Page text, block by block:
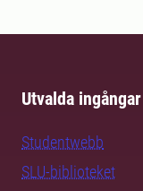
Utvalda ingångar
Studentwebb
SLU-biblioteket